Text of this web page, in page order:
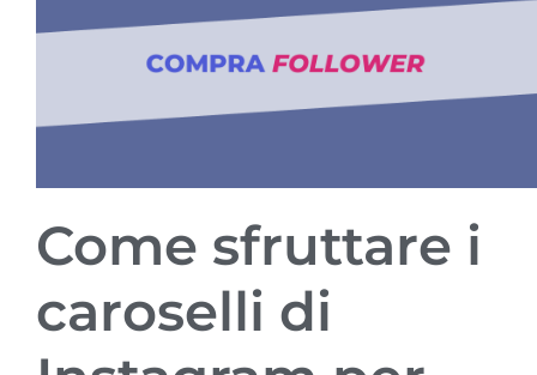
Come sfruttare i
caroselli di